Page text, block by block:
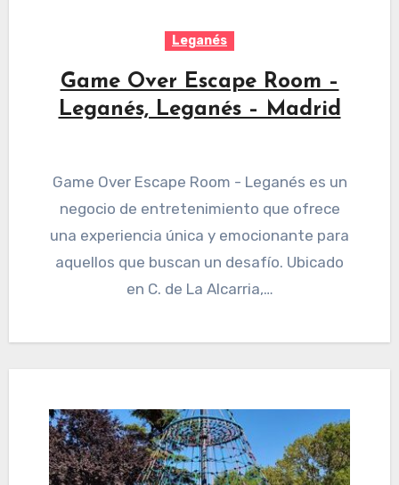
Leganés
Game Over Escape Room –
Leganés, Leganés – Madrid
Game Over Escape Room - Leganés es un
negocio de entretenimiento que ofrece
una experiencia única y emocionante para
aquellos que buscan un desafío. Ubicado
en C. de La Alcarria,…